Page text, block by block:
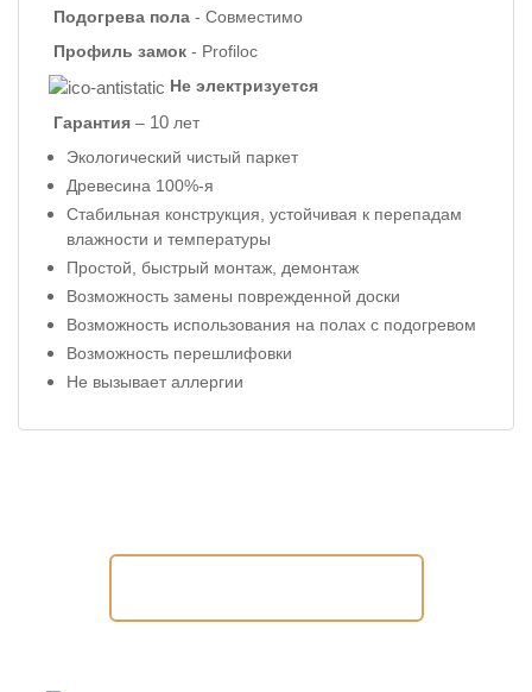
Подогрева пола - Совместимо
Профиль замок - Profiloc
Не электризуется
Гарантия – 10 лет
Экологический чистый паркет
Древесина 100%-я
Стабильная конструкция, устойчивая к перепадам
влажности и температуры
Простой, быстрый монтаж, демонтаж
Возможность замены поврежденной доски
Возможность использования на полах с подогревом
Возможность перешлифовки
Не вызывает аллергии